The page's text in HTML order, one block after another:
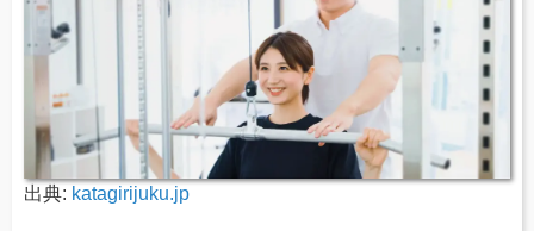
出典: katagirijuku.jp